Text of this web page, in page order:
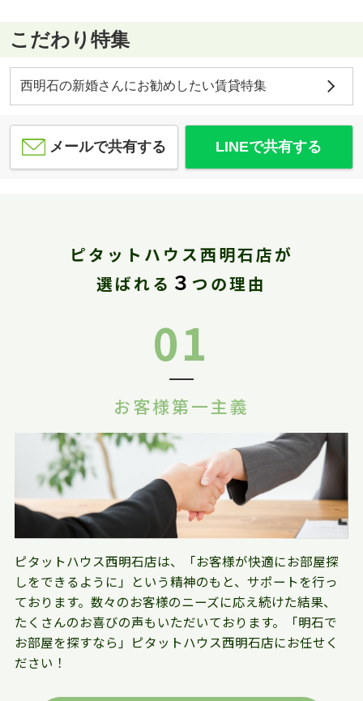
こだわり特集
西明石の新婚さんにお勧めしたい賃貸特集
メールで共有する LINEで共有する
ピタットハウス西明石店が
選ばれる ３ つの理由
01
お客様第一主義
ピタットハウス西明石店は、「お客様が快適にお部屋探
しをできるように」という精神のもと、サポートを行っ
ております。数々のお客様のニーズに応え続けた結果、
たくさんのお喜びの声もいただいております。「明石で
お部屋を探すなら」ピタットハウス西明石店にお任せく
ださい！